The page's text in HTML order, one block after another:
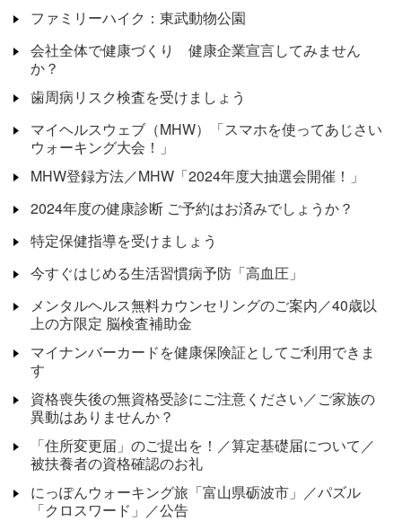
ファミリーハイク：東武動物公園
会社全体で健康づくり 健康企業宣言してみません
か？
歯周病リスク検査を受けましょう
マイヘルスウェブ（MHW）「スマホを使ってあじさい
ウォーキング大会！」
MHW登録方法／MHW「2024年度大抽選会開催！」
2024年度の健康診断 ご予約はお済みでしょうか？
特定保健指導を受けましょう
今すぐはじめる生活習慣病予防「高血圧」
メンタルヘルス無料カウンセリングのご案内／40歳以
上の方限定 脳検査補助金
マイナンバーカードを健康保険証としてご利用できま
す
資格喪失後の無資格受診にご注意ください／ご家族の
異動はありませんか？
「住所変更届」のご提出を！／算定基礎届について／
被扶養者の資格確認のお礼
にっぽんウォーキング旅「富山県砺波市」／パズル
「クロスワード」／公告